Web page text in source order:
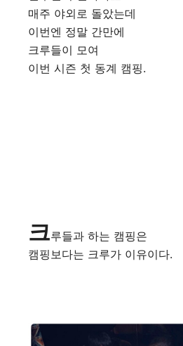
매주 야외로 돌았는데
이번엔 정말 간만에
크루들이 모여
이번 시즌 첫 동계 캠핑.
크루들과 하는 캠핑은
캠핑보다는 크루가 이유이다.